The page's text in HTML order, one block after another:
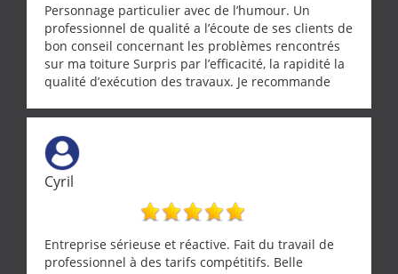
Personnage particulier avec de l’humour. Un
professionnel de qualité a l’écoute de ses clients de
bon conseil concernant les problèmes rencontrés
sur ma toiture Surpris par l’efficacité, la rapidité la
qualité d’exécution des travaux. Je recommande
Cyril
Entreprise sérieuse et réactive. Fait du travail de
professionnel à des tarifs compétitifs. Belle